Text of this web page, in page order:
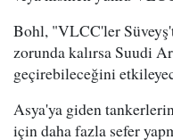
Bohl, "VLCC'ler
zorunda kalırsa Suudi
geçirebileceğini
Asya'ya giden
için daha fazla sefer